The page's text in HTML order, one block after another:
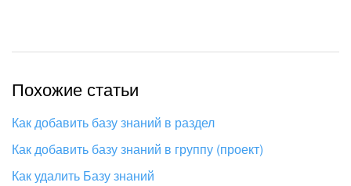
Похожие статьи
Как добавить базу знаний в раздел
Как добавить базу знаний в группу (проект)
Как удалить Базу знаний